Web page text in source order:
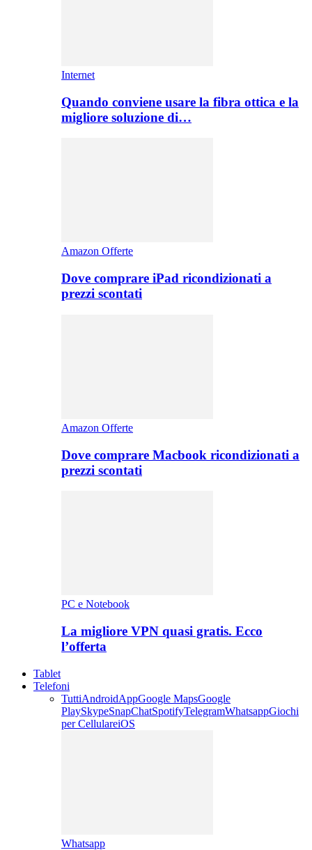
Internet
Quando conviene usare la fibra ottica e la
migliore soluzione di…
Amazon Offerte
Dove comprare iPad ricondizionati a
prezzi scontati
Amazon Offerte
Dove comprare Macbook ricondizionati a
prezzi scontati
PC e Notebook
La migliore VPN quasi gratis. Ecco
l’offerta
Tablet
Telefoni
TuttiAndroidAppGoogle MapsGoogle
PlaySkypeSnapChatSpotifyTelegramWhatsappGiochi
per CellulareiOS
Whatsapp